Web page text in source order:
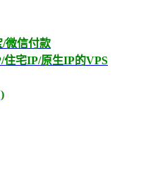
/微信付款
住宅IP/原生IP的VPS